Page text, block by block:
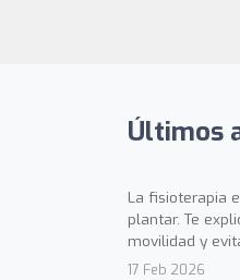
Últimos
La fisioterapia
plantar. Te
movilidad y
17 Feb 2026